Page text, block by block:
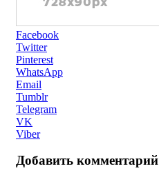
Facebook
Twitter
Pinterest
WhatsApp
Email
Tumblr
Telegram
VK
Viber
Добавить комментарий